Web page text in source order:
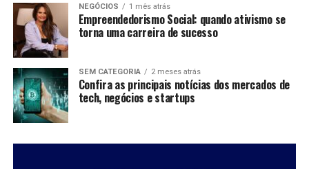
O empreendedorismo social, impulsionado por líderes
como Tatiana Souza, demonstra que ativismo pode, sim,
ser uma carreira de sucesso. As mulheres no comando
dessas organizações não apenas promovem mudanças
significativas em suas comunidades, mas também
inspiram futuras gerações a seguir seus passos,
mostrando que é possível transformar a sociedade
NEGÓCIOS 1 mês atrás
Empreendedorismo Social: quando ativismo se
torna uma carreira de sucesso
SEM CATEGORIA 2 meses atrás
Confira as principais notícias dos mercados de
tech, negócios e startups